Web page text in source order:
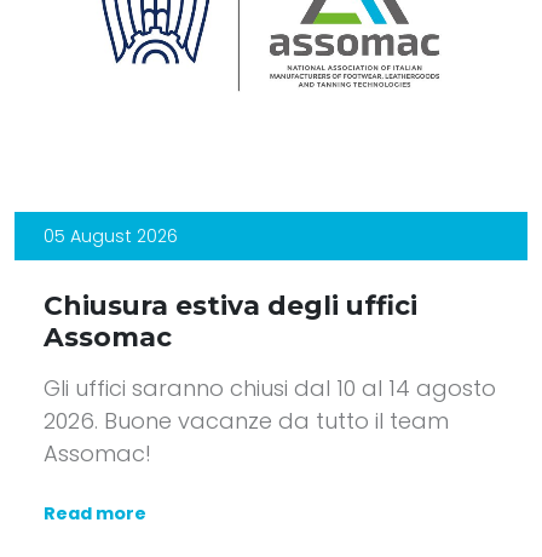
05 August 2026
Chiusura estiva degli uffici
Assomac
Gli uffici saranno chiusi dal 10 al 14 agosto
2026. Buone vacanze da tutto il team
Assomac!
Read more